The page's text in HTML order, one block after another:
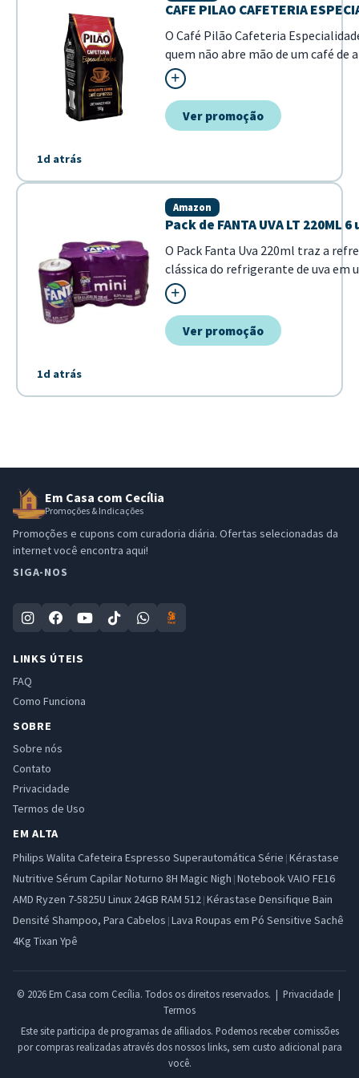
1d atrás
CAFE PILAO CAFETERIA
O Café Pilão Cafeteria
quem não abre mão de um café
Com uma torra equilibrada, este
marcante, inspirado na
Ver promoção
1d atrás
Pack de FANTA UVA LT 220ML
Amazon
O Pack Fanta Uva 220ml traz a
clássica do refrigerante de uva em
formato prático e ideal para o
individual. Composto por 6
é perfeito para compor lanches,
para ter sempre à mão em casa. -
Ver promoção
Em Casa com Cecília
Promoções & Indicações
Promoções e cupons com curadoria diária. Ofertas selecionadas da
internet você encontra aqui!
SIGA-NOS
LINKS ÚTEIS
FAQ
Como Funciona
SOBRE
Sobre nós
Contato
Privacidade
Termos de Uso
EM ALTA
Philips Walita Cafeteira Espresso Superautomática Série | Kérastase
Nutritive Sérum Capilar Noturno 8H Magic Nigh | Notebook VAIO FE16
AMD Ryzen 7-5825U Linux 24GB RAM 512 | Kérastase Densifique Bain
Densité Shampoo, Para Cabelos | Lava Roupas em Pó Sensitive Sachê
4Kg Tixan Ypê
© 2026 Em Casa com Cecília. Todos os direitos reservados. | Privacidade|
Termos
Este site participa de programas de afiliados. Podemos receber comissões
por compras realizadas através dos nossos links, sem custo adicional para
você.